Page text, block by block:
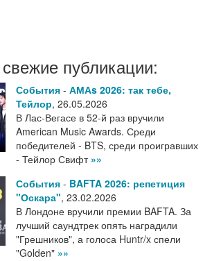
публикации:
События - АМАs 2026: так тебе,
Тейлор, 26.05.2026
В Лас-Вегасе в 52-й раз вручили
American Music Awards. Среди
победителей - BTS, среди проигравших
- Тейлор Свифт »»
События - BAFTA 2026: репетиция
"Оскара", 23.02.2026
В Лондоне вручили премии BAFTA. За
лучший саундтрек опять наградили
"Грешников", а голоса Huntr/x спели
"Golden" »»